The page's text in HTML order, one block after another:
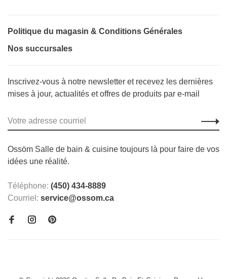
Politique du magasin & Conditions Générales
Nos succursales
Inscrivez-vous à notre newsletter et recevez les dernières
mises à jour, actualités et offres de produits par e-mail
Ossöm Salle de bain & cuisine toujours là pour faire de vos
idées une réalité.
Téléphone: (450) 434-8889
Courriel: service@ossom.ca